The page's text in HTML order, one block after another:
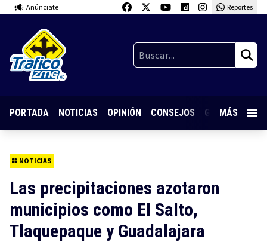
Anúnciate Reportes
PORTADA NOTICIAS OPINIÓN CONSEJOS GUARDIA
MÁS
NOTICIAS
Las precipitaciones azotaron
municipios como El Salto,
Tlaquepaque y Guadalajara